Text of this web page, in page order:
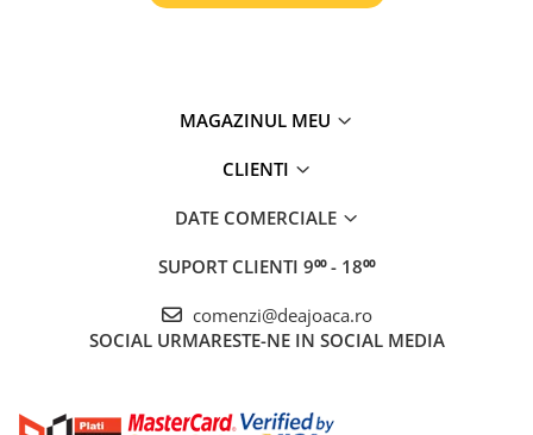
MAGAZINUL MEU
CLIENTI
DATE COMERCIALE
SUPORT CLIENTI 9⁰⁰ - 18⁰⁰
comenzi@deajoaca.ro
SOCIAL URMARESTE-NE IN SOCIAL MEDIA